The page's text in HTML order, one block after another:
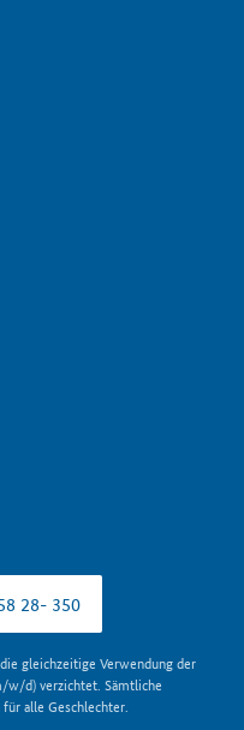
28- 350
gleichzeitige Verwendung der
w/d) verzichtet. Sämtliche
alle Geschlechter.